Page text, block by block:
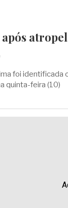
foi identificada
quinta-feira (10)